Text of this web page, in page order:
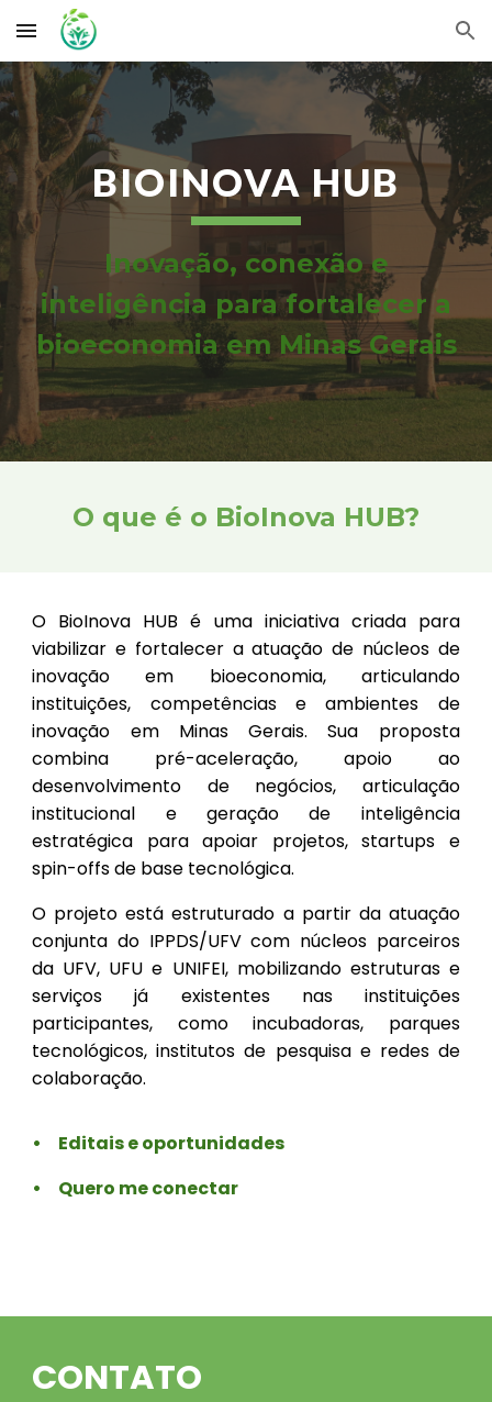
Skip to main content Skip to navigation
BIOINOVA HUB
Inovação, conexão e
inteligência para fortalecer a
bioeconomia em Minas Gerais
O que é o BioInova HUB?
O BioInova HUB é uma iniciativa criada para
viabilizar e fortalecer a atuação de núcleos de
inovação em bioeconomia, articulando
instituições, competências e ambientes de
inovação em Minas Gerais. Sua proposta
combina pré-aceleração, apoio ao
desenvolvimento de negócios, articulação
institucional e geração de inteligência
estratégica para apoiar projetos, startups e
spin-offs de base tecnológica.
O projeto está estruturado a partir da atuação
conjunta do IPPDS/UFV com núcleos parceiros
da UFV, UFU e UNIFEI, mobilizando estruturas e
serviços já existentes nas instituições
participantes, como incubadoras, parques
tecnológicos, institutos de pesquisa e redes de
colaboração.
•
Editais e oportunidades
•
Quero me conectar
CONTATO